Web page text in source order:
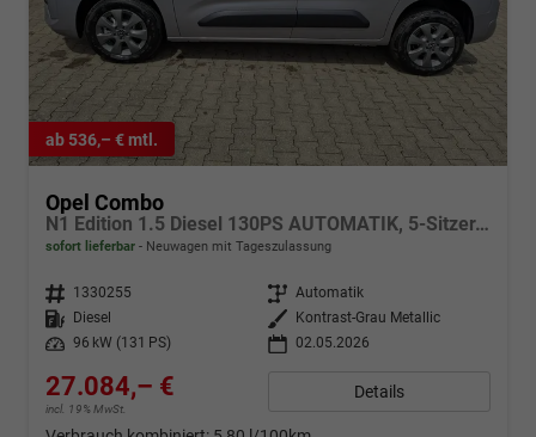
ab 536,– € mtl.
Opel Combo
N1 Edition 1.5 Diesel 130PS AUTOMATIK, 5-Sitzer, Kontrast-Grau Metallic, NAVI, Parksensoren hinten, Rückfahrkamera, KEYLESS, 2-Zonen-Klimaautomatik, Schiebetüre links/rechts, 16" Alu, Abgedunkelte Scheiben Tempomat, IntelliLux Matrix-Licht
sofort lieferbar Neuwagen mit Tageszulassung
Fahrzeugnr. 1330255 Getriebe Automatik
Kraftstoff
Diesel Außenfarbe
Kontrast-Grau Metallic
Leistung
96 kW (131 PS) 02.05.2026
27.084,– €
incl. 19% MwSt.
Details